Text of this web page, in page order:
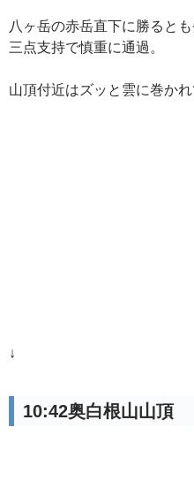
八ヶ岳の赤岳直下に勝ると
三点支持で慎重に通過。
山頂付近はズッと雲に巻かれ
↓
10:42奥白根山山頂